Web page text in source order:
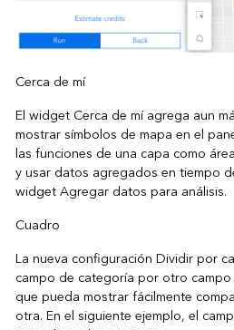
Cerca de mí
El widget Cerca de mí agrega aun
mostrar símbolos de mapa en el
las funciones de una capa como
y usar datos agregados en tiempo
widget Agregar datos para análisis.
Cuadro
La nueva configuración Dividir por
campo de categoría por otro
que pueda mostrar fácilmente
otra. En el siguiente ejemplo, el